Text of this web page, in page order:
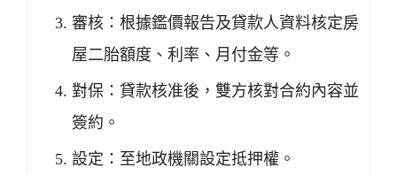
審核：根據鑑價報告及貸款人資料核定房
屋二胎額度、利率、月付金等。
對保：貸款核准後，雙方核對合約內容並
簽約。
設定：至地政機關設定抵押權。